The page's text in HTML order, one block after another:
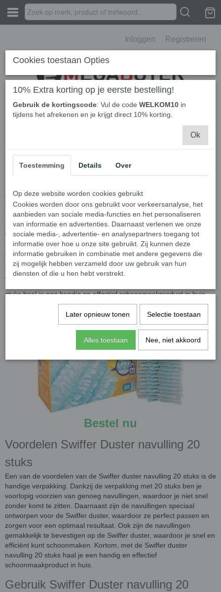
Inloggen Registreren
Home › Swiffer Duster navulling 20 stuks
stuks
Op zoek naar een handige oplossing voor het snel en efficiënt
verwijderen van stof in huis? Dan is de Swiffer Duster navulling 20
stuks een perfecte keuze. Deze navullingen zijn speciaal ontworpen
voor de Swiffer Duster en zorgen ervoor dat stof en vuil moeiteloos
worden opgevangen. De unieke vezels van de Swiffer Duster
zorgen ervoor dat zelfs het fijnste stof wordt vastgehouden, zonder
dat het zich verspreidt in de lucht. Zo blijft je huis niet alleen
schoon, maar ook gezonder. Met een verpakking van 20 stuks ben
je bovendien voorlopig weer voorzien en hoef je niet steeds nieuwe
stuks haal je een handig en effectief schoonmaakproduct in huis.
Bestel nu
Voordelen Swiffer Duster navulling 20
stuks
Een van de voordelen van de Swiffer duster navulling 20 stuks is de
handige verpakking. Dankzij de verpakking met 20 stuks ben je
voorlopig voorzien van genoeg navullingen, waardoor je niet snel
zonder komt te zitten. Daarnaast zijn de navullingen speciaal
ontworpen voor de Swiffer duster, waardoor ze perfect passen en
zorgen voor een optimaal resultaat. Ook zijn de navullingen
gemakkelijk te bevestigen op de Swiffer duster, waardoor je snel en
efficiënt kunt schoonmaken. Kortom, met de Swiffer duster
navulling 20 stuks haal je een handig en effectief
schoonmaakproduct in huis.
Gebruik Swiffer Duster navulling 20
Cookies toestaan Opties
10% Extra korting op je eerste bestelling!
Gebruik de kortingscode: Vul de code WELKOM10 in
tijdens het afrekenen en je krijgt direct 10% korting.
Ok
Toestemming Details Over
Op deze website worden cookies gebruikt
Cookies worden door ons gebruikt voor verkeersanalyse, het
aanbieden van sociale media-functies en het personaliseren
van informatie en advertenties. Daarnaast verlenen we onze
sociale media-, advertentie- en analysepartners toegang tot
informatie over hoe u onze site gebruikt. Zij kunnen deze
informatie gebruiken in combinatie met andere gegevens die
zij mogelijk hebben verzameld door uw gebruik van hun
diensten of die u hen hebt verstrekt.
Later opnieuw tonen Selectie toestaan
Alles toestaan Nee, niet akkoord